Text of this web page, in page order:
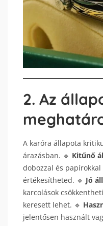
2. Az
A karóra állapota
árazásban. 🔹 Kitűnő
dobozzal és
értékesítheted. 🔹 Jó
karcolások
keresett lehet. 🔹
jelentősen használt